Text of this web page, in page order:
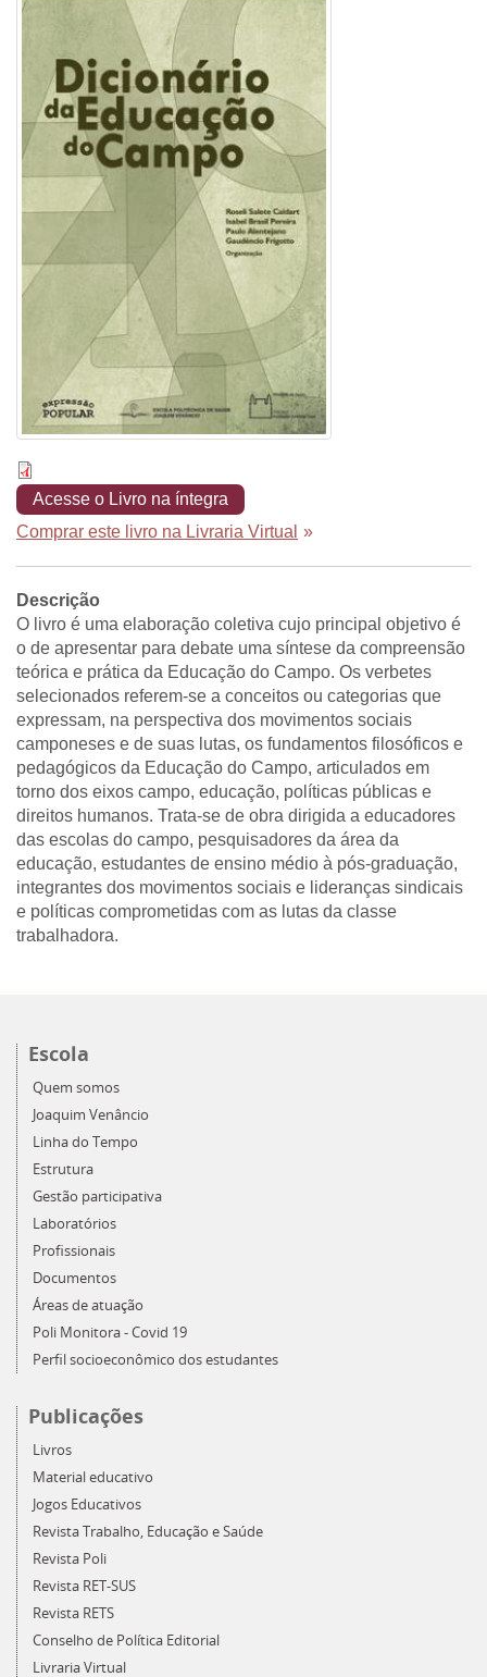
Acesse o Livro na íntegra
Comprar este livro na Livraria Virtual »
Descrição
O livro é uma elaboração coletiva cujo principal objetivo é
o de apresentar para debate uma síntese da compreensão
teórica e prática da Educação do Campo. Os verbetes
selecionados referem-se a conceitos ou categorias que
expressam, na perspectiva dos movimentos sociais
camponeses e de suas lutas, os fundamentos filosóficos e
pedagógicos da Educação do Campo, articulados em
torno dos eixos campo, educação, políticas públicas e
direitos humanos. Trata-se de obra dirigida a educadores
das escolas do campo, pesquisadores da área da
educação, estudantes de ensino médio à pós-graduação,
integrantes dos movimentos sociais e lideranças sindicais
e políticas comprometidas com as lutas da classe
trabalhadora.
Escola
Quem somos
Joaquim Venâncio
Linha do Tempo
Estrutura
Gestão participativa
Laboratórios
Profissionais
Documentos
Áreas de atuação
Poli Monitora - Covid 19
Perfil socioeconômico dos estudantes
Publicações
Livros
Material educativo
Jogos Educativos
Revista Trabalho, Educação e Saúde
Revista Poli
Revista RET-SUS
Revista RETS
Conselho de Política Editorial
Livraria Virtual